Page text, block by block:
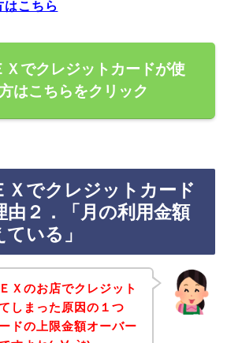
はこちら
Ｘでクレジットカードが使
はこちらをクリック
Ｘでクレジットカード
由２．「月の利用金額
いる」
Ｘのお店でクレジット
しまった原因の１つ
ドの上限金額オーバー